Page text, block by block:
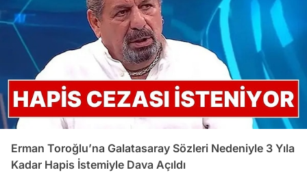
Erman Toroğlu’na Galatasaray Sözleri Nedeniyle 3 Yıla
Kadar Hapis İstemiyle Dava Açıldı